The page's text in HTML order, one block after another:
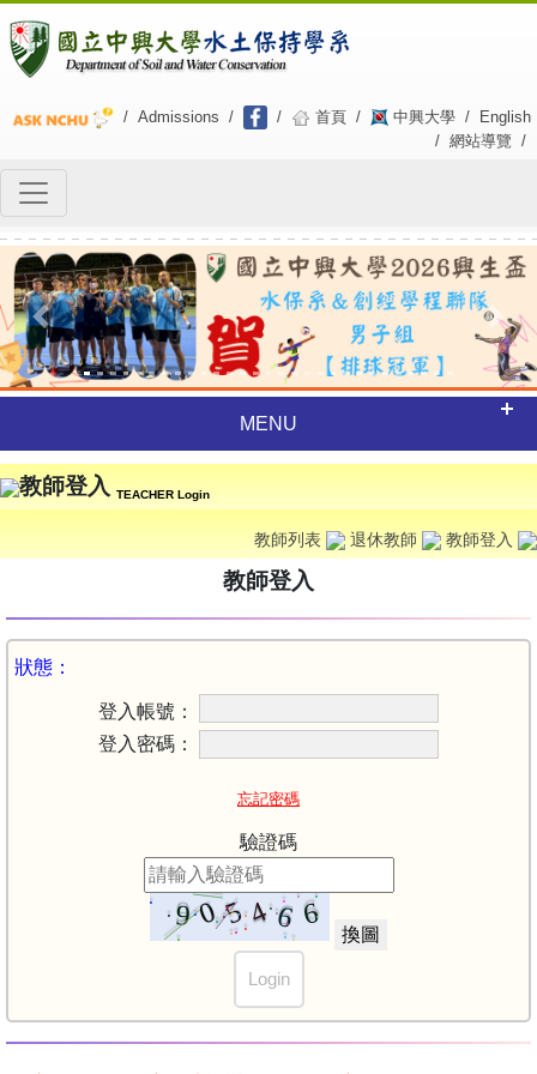
/ Admissions / / 首頁 / 中興大學 /
English
/ 網站導覽 /
Previous Next
MENU
教師登入 TEACHER Login
教師列表 退休教師 教師登入
教師登入
狀態：
登入帳號：
登入密碼：
忘記密碼
驗證碼
換圖